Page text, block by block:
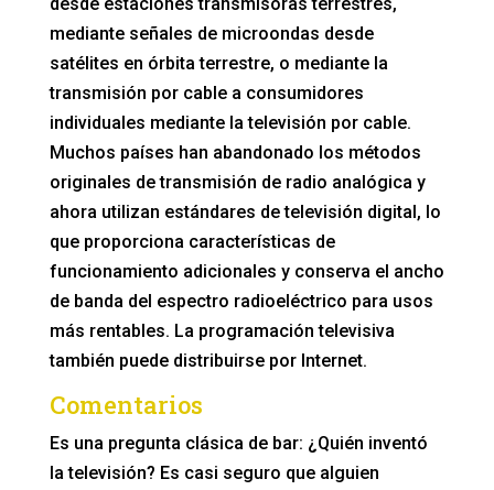
mediante señales de microondas desde
satélites en órbita terrestre, o mediante la
transmisión por cable a consumidores
individuales mediante la televisión por cable.
Muchos países han abandonado los métodos
originales de transmisión de radio analógica y
ahora utilizan estándares de televisión digital, lo
que proporciona características de
funcionamiento adicionales y conserva el ancho
de banda del espectro radioeléctrico para usos
más rentables. La programación televisiva
también puede distribuirse por Internet.
Comentarios
Es una pregunta clásica de bar: ¿Quién inventó
la televisión? Es casi seguro que alguien